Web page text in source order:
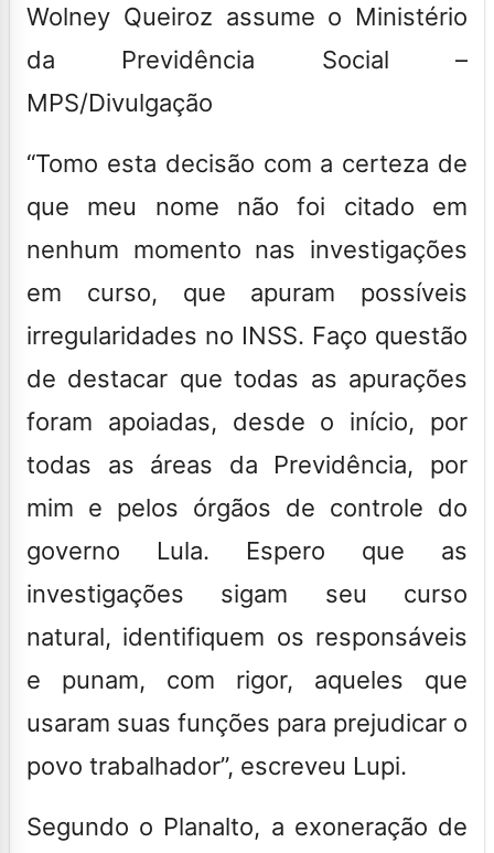
Wolney Queiroz assume o Ministério
da Previdência Social –
MPS/Divulgação
“Tomo esta decisão com a certeza de
que meu nome não foi citado em
nenhum momento nas investigações
em curso, que apuram possíveis
irregularidades no INSS. Faço questão
de destacar que todas as apurações
foram apoiadas, desde o início, por
todas as áreas da Previdência, por
mim e pelos órgãos de controle do
governo Lula. Espero que as
investigações sigam seu curso
natural, identifiquem os responsáveis
e punam, com rigor, aqueles que
usaram suas funções para prejudicar o
povo trabalhador”, escreveu Lupi.
Segundo o Planalto, a exoneração de